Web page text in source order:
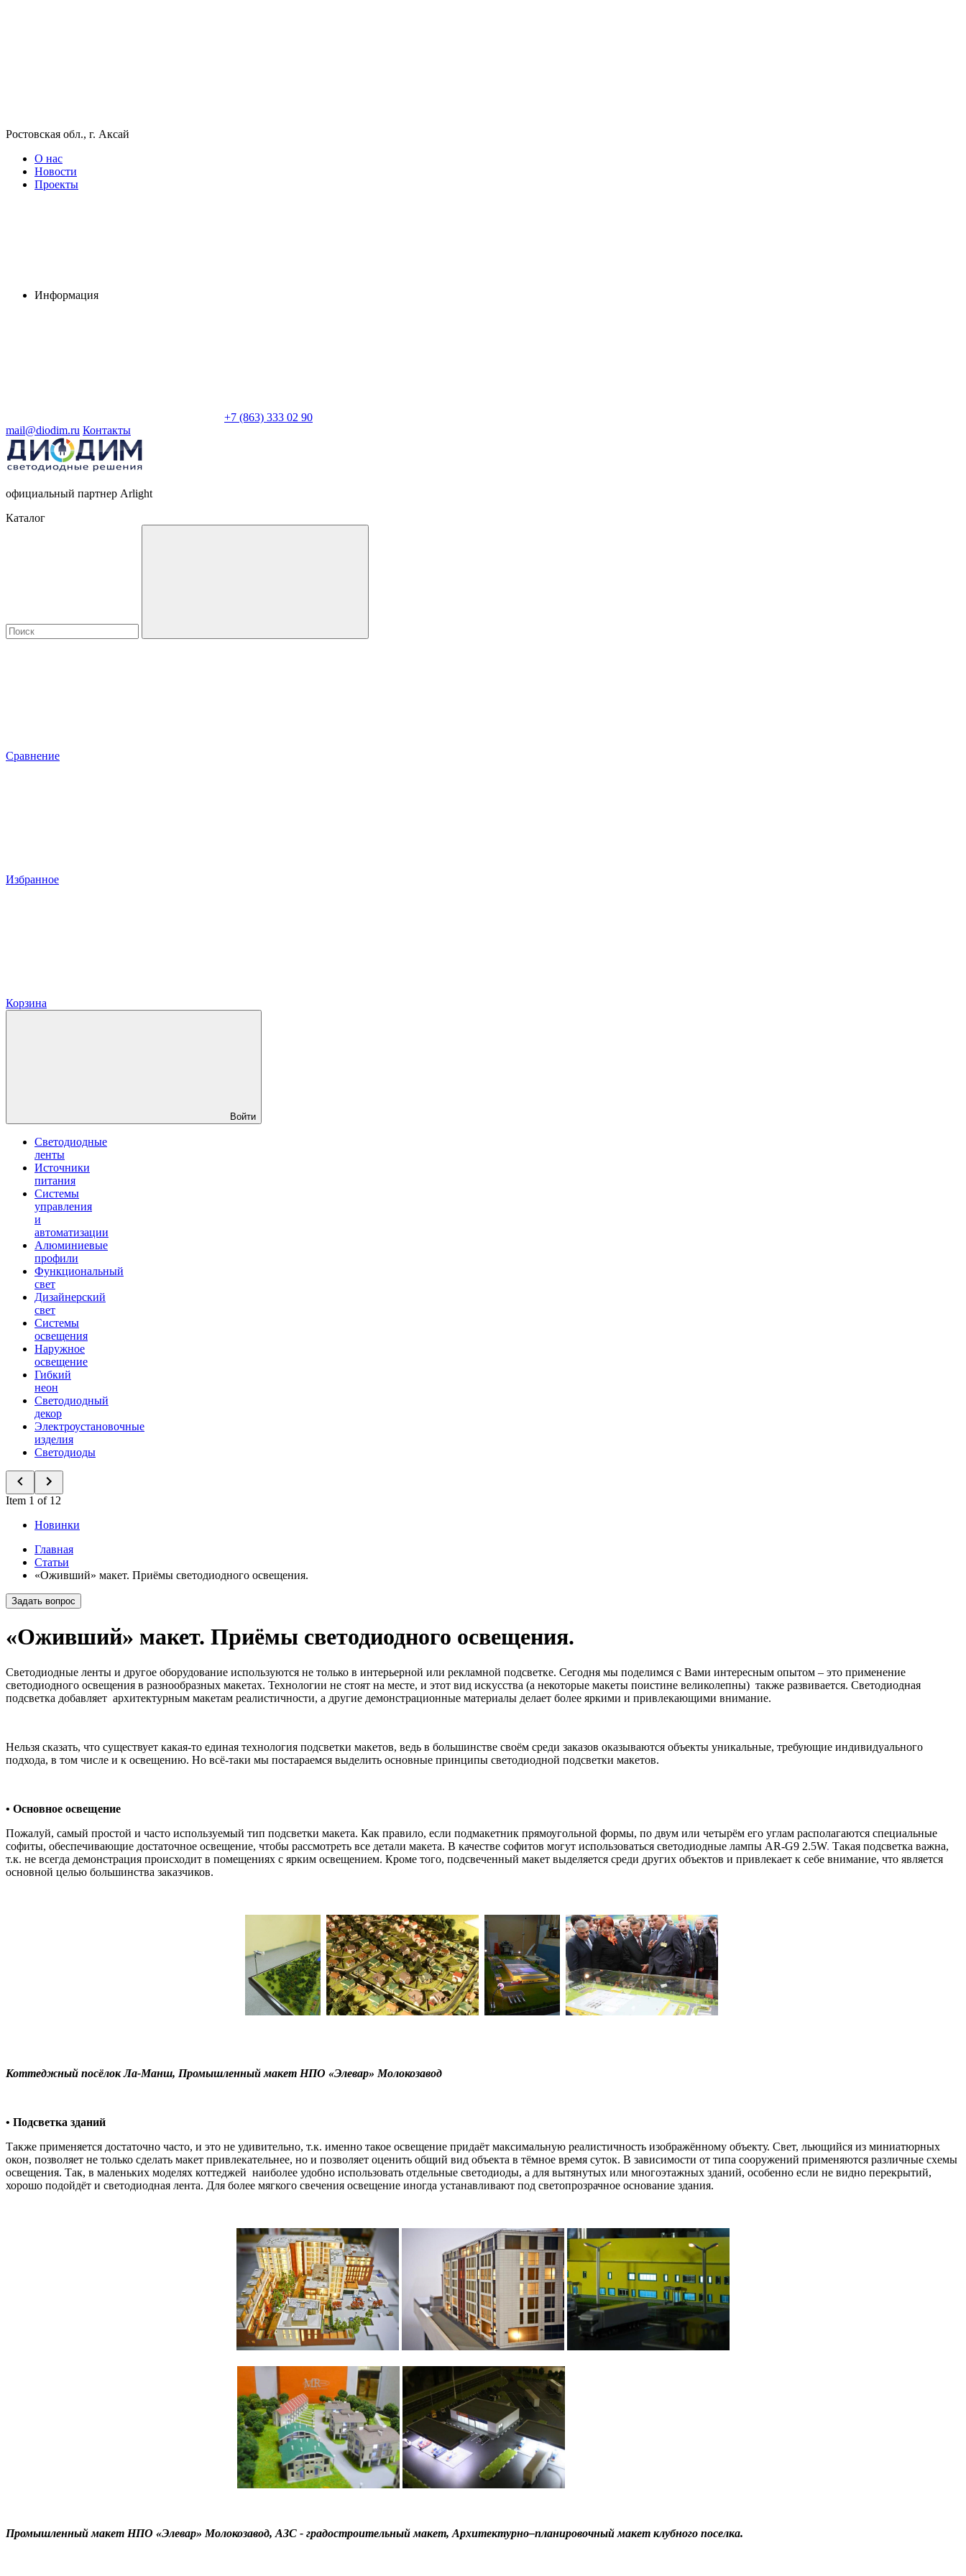
Ростовская обл., г. Аксай
О нас
Новости
Проекты
Информация
+7 (863) 333 02 90
mail@diodim.ru Контакты
официальный партнер Arlight
Каталог
Сравнение
Избранное
Корзина
Войти
Светодиодные
ленты
Источники
питания
Системы
управления
и
автоматизации
Алюминиевые
профили
Функциональный
свет
Дизайнерский
свет
Системы
освещения
Наружное
освещение
Гибкий
неон
Светодиодный
декор
Электроустановочные
изделия
Светодиоды
Item 1 of 12
Новинки
Главная
Статьи
«Оживший» макет. Приёмы светодиодного освещения.
Задать вопрос
«Оживший» макет. Приёмы светодиодного освещения.
Светодиодные ленты и другое оборудование используются не только в интерьерной или рекламной подсветке. Сегодня мы поделимся с Вами интересным опытом – это применение
светодиодного освещения в разнообразных макетах. Технологии не стоят на месте, и этот вид искусства (а некоторые макеты поистине великолепны) также развивается. Светодиодная
подсветка добавляет архитектурным макетам реалистичности, а другие демонстрационные материалы делает более яркими и привлекающими внимание.
Нельзя сказать, что существует какая-то единая технология подсветки макетов, ведь в большинстве своём среди заказов оказываются объекты уникальные, требующие индивидуального
подхода, в том числе и к освещению. Но всё-таки мы постараемся выделить основные принципы светодиодной подсветки макетов.
• Основное освещение
Пожалуй, самый простой и часто используемый тип подсветки макета. Как правило, если подмакетник прямоугольной формы, по двум или четырём его углам располагаются специальные
софиты, обеспечивающие достаточное освещение, чтобы рассмотреть все детали макета. В качестве софитов могут использоваться светодиодные лампы AR-G9 2.5W. Такая подсветка важна,
т.к. не всегда демонстрация происходит в помещениях с ярким освещением. Кроме того, подсвеченный макет выделяется среди других объектов и привлекает к себе внимание, что является
основной целью большинства заказчиков.
Коттеджный посёлок Ла-Манш, Промышленный макет НПО «Элевар» Молокозавод
• Подсветка зданий
Также применяется достаточно часто, и это не удивительно, т.к. именно такое освещение придаёт максимальную реалистичность изображённому объекту. Свет, льющийся из миниатюрных
окон, позволяет не только сделать макет привлекательнее, но и позволяет оценить общий вид объекта в тёмное время суток. В зависимости от типа сооружений применяются различные схемы
освещения. Так, в маленьких моделях коттеджей наиболее удобно использовать отдельные светодиоды, а для вытянутых или многоэтажных зданий, особенно если не видно перекрытий,
хорошо подойдёт и светодиодная лента. Для более мягкого свечения освещение иногда устанавливают под светопрозрачное основание здания.
Промышленный макет НПО «Элевар» Молокозавод, АЗС - градостроительный макет, Архитектурно–планировочный макет клубного поселка.